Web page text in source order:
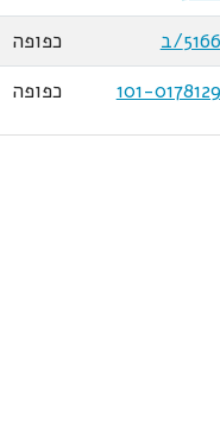
5166/ב
כפופה
101-0178129
כפופה